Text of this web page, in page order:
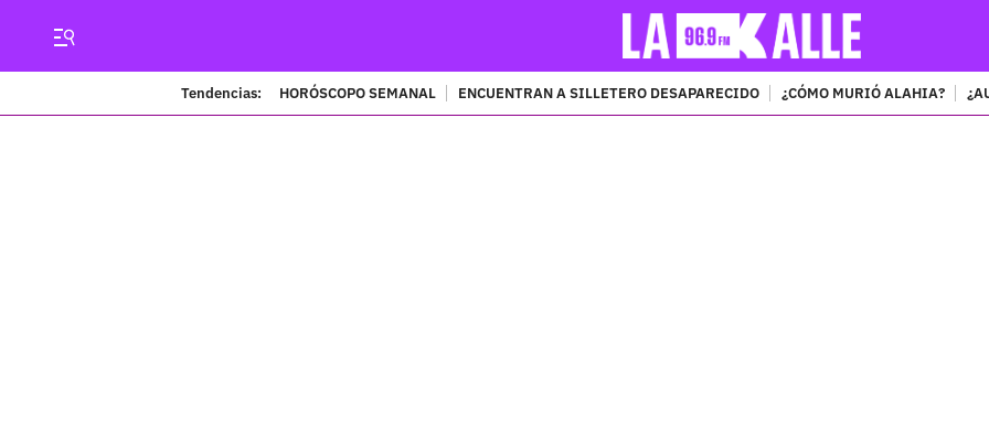
Tendencias: HORÓSCOPO SEMANAL ENCUENTRAN A SILLETERO DESAPARECIDO ¿CÓMO MURIÓ ALAHIA?